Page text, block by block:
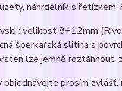
náhrdelník s
: velikost 8+12mm
šperkařská slitina s
lze jemně roztáhnout,
objednávejte prosím zvlášť,